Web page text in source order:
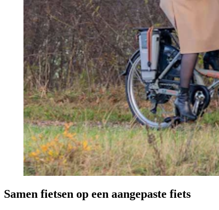
Samen fietsen op een aangepaste fiets